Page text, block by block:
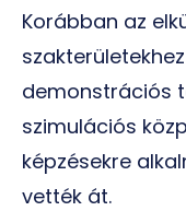
Korábban az
demonstrációs
szimulációs
képzésekre
vették át.